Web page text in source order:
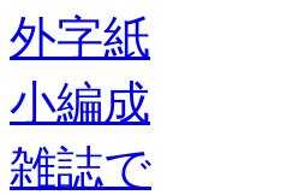
外字紙
小編成
雑誌で